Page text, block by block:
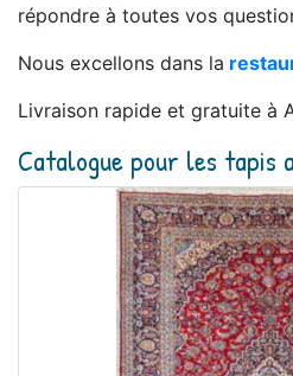
répondre à toutes vos
Nous excellons dans la
Livraison rapide et gratuite à
Catalogue pour les tapis